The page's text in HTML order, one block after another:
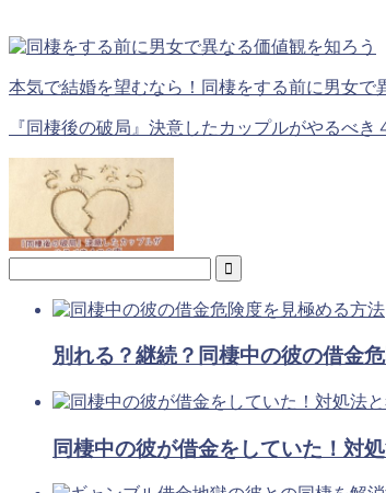
本気で結婚を望むなら！同棲をする前に男女で
『同棲後の破局』決意したカップルがやるべき
別れる？継続？同棲中の彼の借金
同棲中の彼が借金をしていた！対